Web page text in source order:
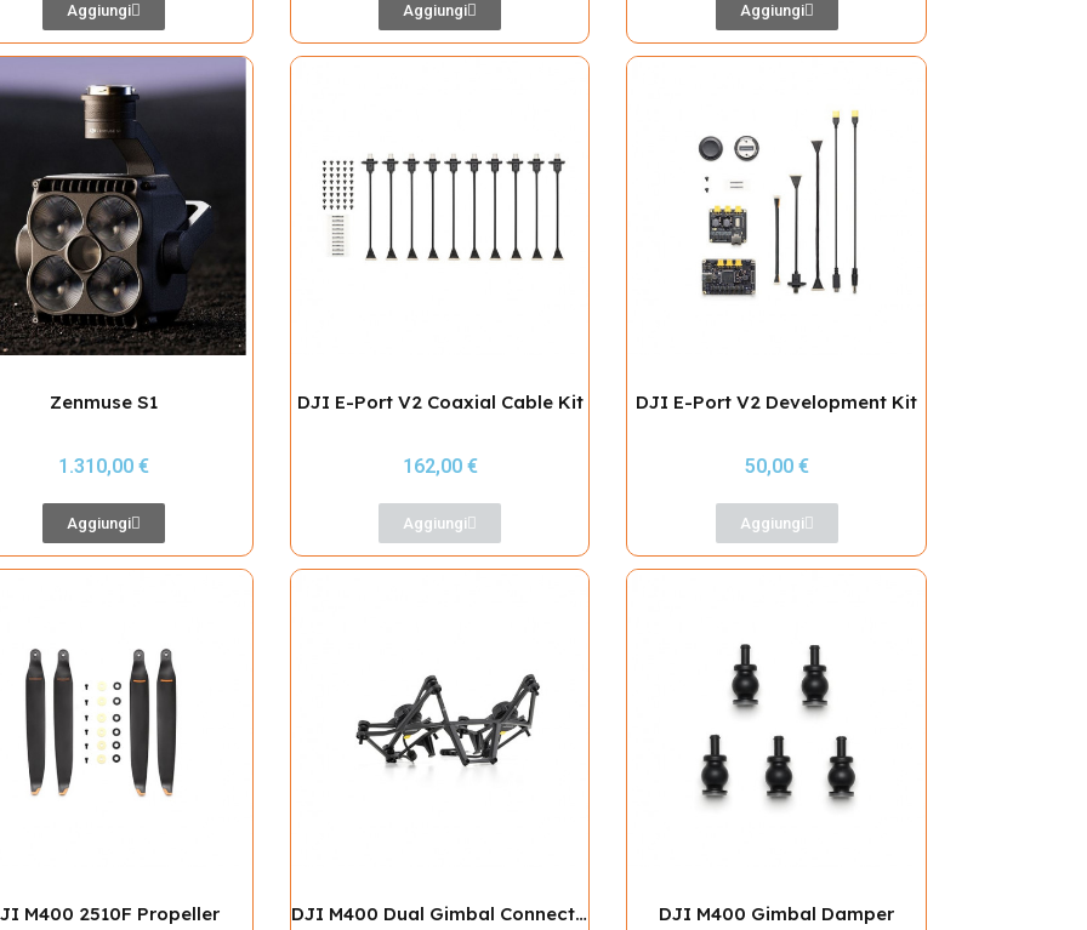
Aggiungi Aggiungi Aggiungi
Zenmuse S1
1.310,00 €
Aggiungi
DJI E-Port V2 Coaxial Cable Kit
162,00 €
Aggiungi
DJI E-Port V2 Development Kit
50,00 €
Aggiungi
M400 2510F Propeller DJI M400 Dual Gimbal Connector DJI M400 Gimbal Damper